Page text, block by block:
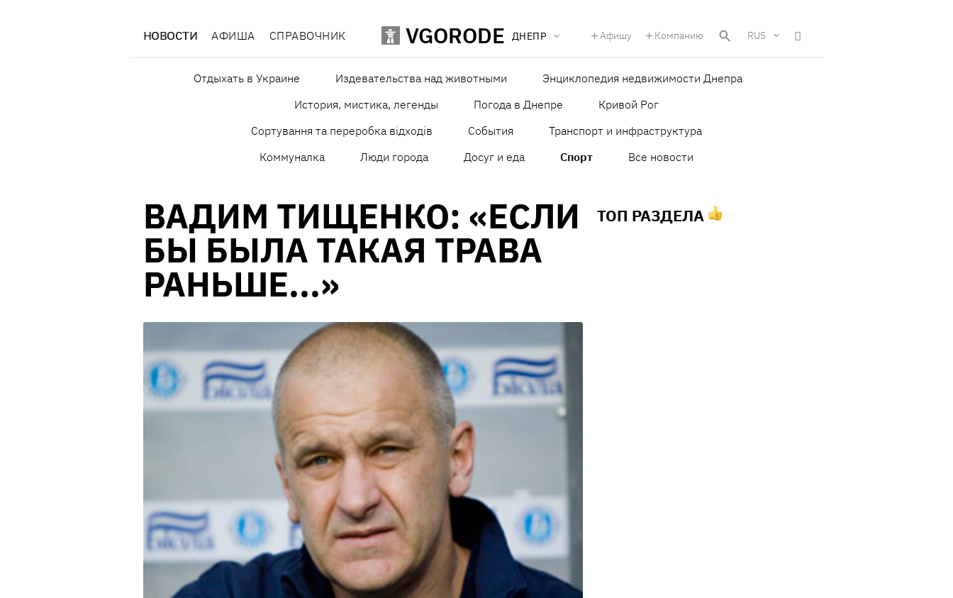
НОВОСТИ АФИША СПРАВОЧНИК VGORODE ДНЕПР Афишу Компанию RUS
Отдыхать в Украине Издевательства над животными
Энциклопедия недвижимости Днепра
История, мистика, легенды
Погода в Днепре
Кривой Рог
Сортування та переробка відходів
События
Транспорт и инфраструктура
Коммуналка
Люди города Досуг и еда Спорт Все новости
ВАДИМ ТИЩЕНКО: «ЕСЛИ
БЫ БЫЛА ТАКАЯ ТРАВА
РАНЬШЕ...»
ТОП РАЗДЕЛА